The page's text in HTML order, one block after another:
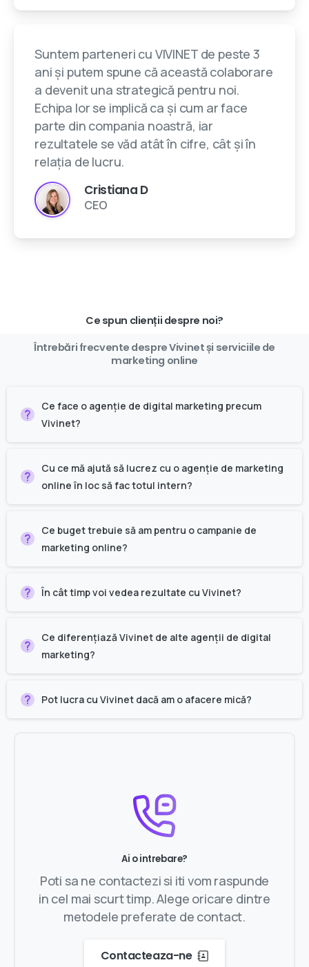
Suntem parteneri cu VIVINET de peste 3
ani și putem spune că această colaborare
a devenit una strategică pentru noi.
Echipa lor se implică ca și cum ar face
parte din compania noastră, iar
rezultatele se văd atât în cifre, cât și în
relația de lucru.
Cristiana D
CEO
Ce spun clienții despre noi?
Întrebări frecvente despreVivinetși serviciile de
marketing online
Ce face o agenție de digital marketing precum
Vivinet?
Cu ce mă ajută să lucrez cu o agenție de marketing
online în loc să fac totul intern?
Ce buget trebuie să am pentru o campanie de
marketing online?
În cât timp voi vedea rezultate cu Vivinet?
Ce diferențiază Vivinet de alte agenții de digital
marketing?
Pot lucra cu Vivinet dacă am o afacere mică?
Ai o intrebare?
Poti sa ne contactezi si iti vom raspunde
in cel mai scurt timp. Alege oricare dintre
metodele preferate de contact.
Contacteaza-ne